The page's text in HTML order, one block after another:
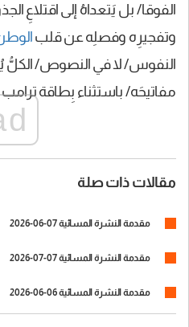
الفوقا/ بل يَتعداهُ إلى اقتلاعِ
وتفجيرِه وفصلِه عن قلب
النفوس/ لا في النصوص/ الكلُّ
مفاتيحَه/ باستثناء بِطاقة ترامب
مقالات ذات صلة
مقدمة النشرة المسائية 07-06-2026
مقدمة النشرة المسائية 07-07-2026
مقدمة النشرة المسائية 06-06-2026